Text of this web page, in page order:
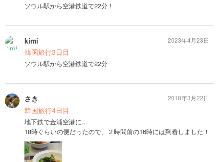
ソウル駅から空港鉄道で22分！
kimi
韓国旅行3日目
ソウル駅から空港鉄道で22分
2023年4月23日
さき
韓国旅行4日目
地下鉄で金浦空港に...
18時ぐらいの便だったので、２時間前の16時には到着しました！
2018年3月22日